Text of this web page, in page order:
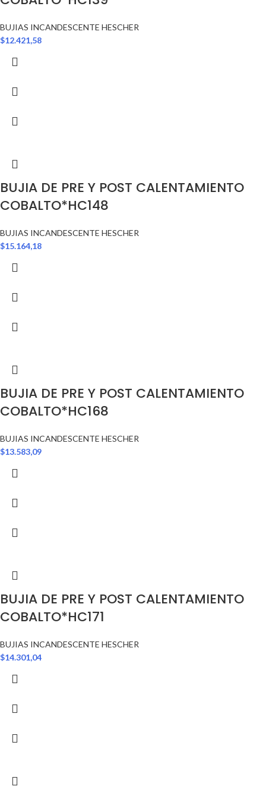
BUJIAS INCANDESCENTE HESCHER
$12.421,58
BUJIA DE PRE Y POST CALENTAMIENTO
COBALTO*HC148
BUJIAS INCANDESCENTE HESCHER
$15.164,18
BUJIA DE PRE Y POST CALENTAMIENTO
COBALTO*HC168
BUJIAS INCANDESCENTE HESCHER
$13.583,09
BUJIA DE PRE Y POST CALENTAMIENTO
COBALTO*HC171
BUJIAS INCANDESCENTE HESCHER
$14.301,04